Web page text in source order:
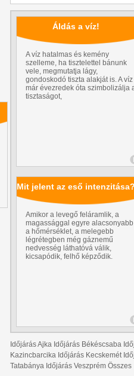
Áldás a víz!
A víz hatalmas és kemény
szelleme, ha tisztelettel bánunk
vele, megmutatja lágy,
gondoskodó tiszta alakját is. A víz
már évezredek óta szimbolizálja
tisztaságot,
Mit jelent az eső
Amikor a levegő feláramlik, a
magassággal egyre alacsonyabb
a hőmérséklet, a melegebb
légrétegben még gáznemű
nedvesség láthatóvá válik,
kicsapódik, felhő képződik.
Időjárás Ajka Időjárás Békéscsaba
Kazincbarcika Időjárás Kecskemét
Tatabánya Időjárás Veszprém Összes